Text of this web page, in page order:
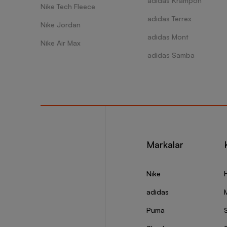
için
Uzun
Spor
Nike Tech Fleece
Nike Jordan
Nike Air Max
adidas Terrex
adidas Mont
adidas Samba
Markalar
Nike
adidas
Puma